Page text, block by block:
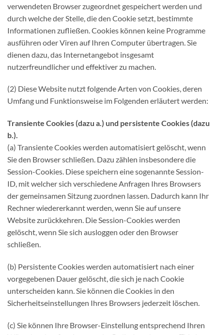
verwendeten Browser zugeordnet gespeichert werden und
durch welche der Stelle, die den Cookie setzt, bestimmte
Informationen zufließen. Cookies können keine Programme
ausführen oder Viren auf Ihren Computer übertragen. Sie
dienen dazu, das Internetangebot insgesamt
nutzerfreundlicher und effektiver zu machen.
(2) Diese Website nutzt folgende Arten von Cookies, deren
Umfang und Funktionsweise im Folgenden erläutert werden:
Transiente Cookies (dazu a.) und persistente Cookies (dazu
b.).
(a) Transiente Cookies werden automatisiert gelöscht, wenn
Sie den Browser schließen. Dazu zählen insbesondere die
Session-Cookies. Diese speichern eine sogenannte Session-
ID, mit welcher sich verschiedene Anfragen Ihres Browsers
der gemeinsamen Sitzung zuordnen lassen. Dadurch kann Ihr
Rechner wiedererkannt werden, wenn Sie auf unsere
Website zurückkehren. Die Session-Cookies werden
gelöscht, wenn Sie sich ausloggen oder den Browser
schließen.
(b) Persistente Cookies werden automatisiert nach einer
vorgegebenen Dauer gelöscht, die sich je nach Cookie
unterscheiden kann. Sie können die Cookies in den
Sicherheitseinstellungen Ihres Browsers jederzeit löschen.
(c) Sie können Ihre Browser-Einstellung entsprechend Ihren